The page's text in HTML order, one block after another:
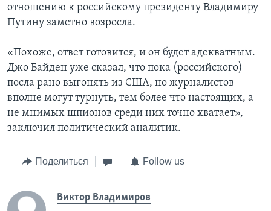
отношению к российскому президенту Владимиру
Путину заметно возросла.
«Похоже, ответ готовится, и он будет адекватным.
Джо Байден уже сказал, что пока (российского)
посла рано выгонять из США, но журналистов
вполне могут турнуть, тем более что настоящих, а
не мнимых шпионов среди них точно хватает», –
заключил политический аналитик.
Поделиться Follow us
Виктор Владимиров